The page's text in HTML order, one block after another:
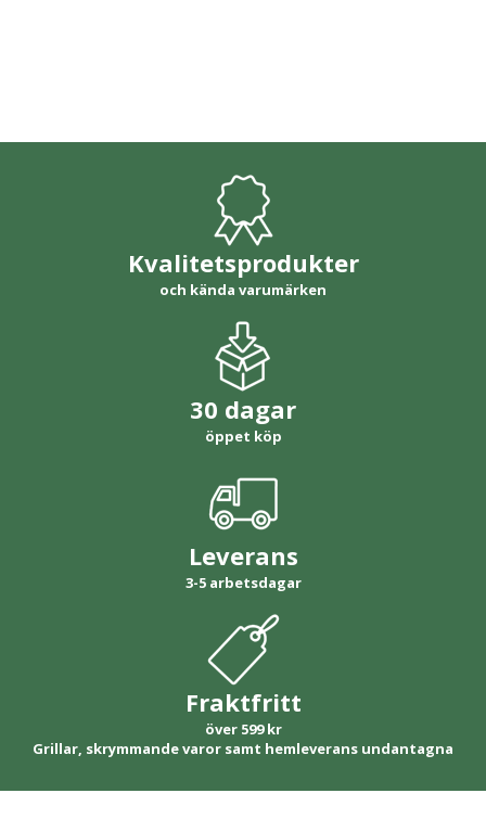
Kvalitetsprodukter
och kända varumärken
30 dagar
öppet köp
Leverans
3-5 arbetsdagar
Fraktfritt
över 599 kr
Grillar, skrymmande varor samt hemleverans undantagna